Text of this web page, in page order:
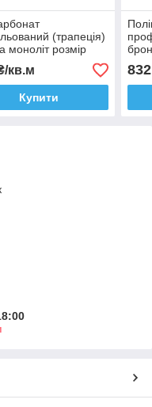
(трапеція)
моноліт розмір
TOPLIGHT
0,5мм
кв.м
Купити
832